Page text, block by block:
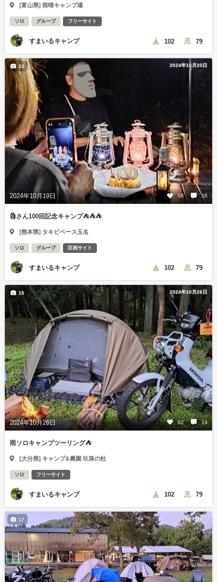
[富山県] 雨晴キャンプ場
ソロ グループ フリーサイト
すまいるキャンプ 102 79
2024年10月20日
2024年10月19日 58 16
23
🗿さん100回記念キャンプ⛺⛺⛺
[熊本県] タキビベース玉名
ソロ グループ 区画サイト
すまいるキャンプ 102 79
2024年10月26日
2024年10月26日 62 14
15
雨ソロキャンプツーリング⛺
[大分県] キャンプ&農園 玖珠の杜
ソロ フリーサイト
すまいるキャンプ 102 79
2024年11月4日
17